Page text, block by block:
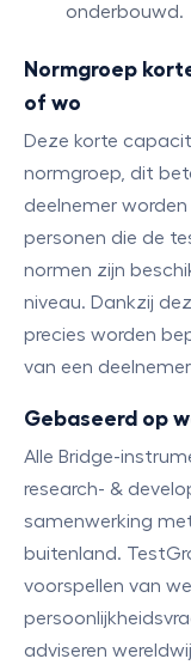
onderbouwd.
Normgroep
of wo
Deze korte
normgroep, dit
deelnemer
personen die de
normen zijn
niveau. Dankzij
precies worden
van een
Gebaseerd op
Alle Bridge-
research- &
samenwerking
buitenland.
voorspellen van
adviseren